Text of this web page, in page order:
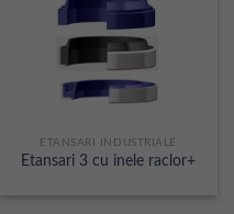
ETANSARI INDUSTRIALE
Etansari 3 cu inele raclor+